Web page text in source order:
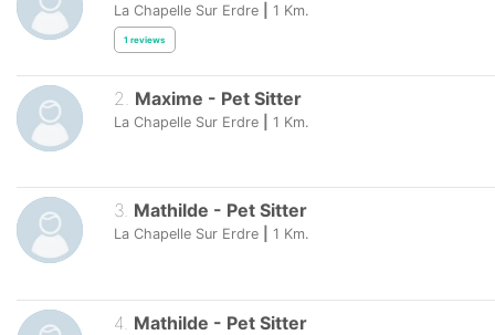
La Chapelle Sur Erdre 1 Km.
1 reviews
2. Maxime - Pet Sitter
La Chapelle Sur Erdre 1 Km.
3. Mathilde - Pet Sitter
La Chapelle Sur Erdre 1 Km.
4 Mathilde - Pet Sitter